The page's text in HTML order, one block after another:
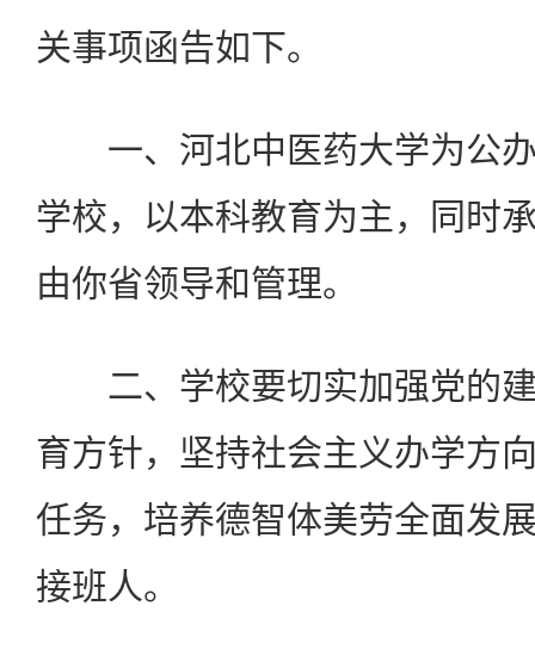
关事项函告如下。
一、河北中医药大学为公办
学校，以本科教育为主，同时
由你省领导和管理。
二、学校要切实加强党的建
育方针，坚持社会主义办学方
任务，培养德智体美劳全面发
接班人。